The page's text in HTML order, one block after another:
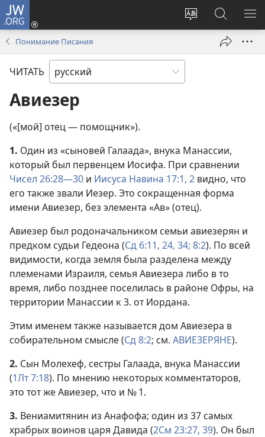
JW.ORG
Изменить
Войти
(открывается
окне)
Поиск
по
jw.org
Понимание Писания
ЧИТАТЬ
Авиезер
(«[мой] отец — помощник»).
1. Один из «сыновей Галаада», внука Манассии,
который был первенцем Иосифа. При сравнении
Чисел 26:28—30 и Иисуса Навина 17:1, 2 видно, что
его также звали Иезер. Это сокращенная форма
имени Авиезер, без элемента «Ав» (отец).
Авиезер был родоначальником семьи авиезерян и
предком судьи Гедеона (Сд 6:11, 24, 34; 8:2). По всей
видимости, когда земля была разделена между
племенами Израиля, семья Авиезера либо в то
время, либо позднее поселилась в районе Офры, на
территории Манассии к З. от Иордана.
Этим именем также называется дом Авиезера в
собирательном смысле (Сд 8:2; см. АВИЕЗЕРЯНЕ).
2. Сын Молехеф, сестры Галаада, внука Манассии
(1Лт 7:18). По мнению некоторых комментаторов,
это тот же Авиезер, что и № 1.
3. Вениамитянин из Анафофа; один из 37 самых
храбрых воинов царя Давида (2См 23:27, 39). Он был